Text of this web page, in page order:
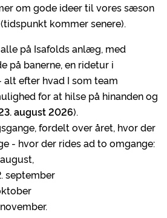
om gode ideer til vores sæson
kommer senere).
på Isafolds anlæg, med
på banerne, en ridetur i
efter hvad I som team
for at hilse på hinanden og
august 2026).
fordelt over året, hvor der
- hvor der rides ad to omgange:
september